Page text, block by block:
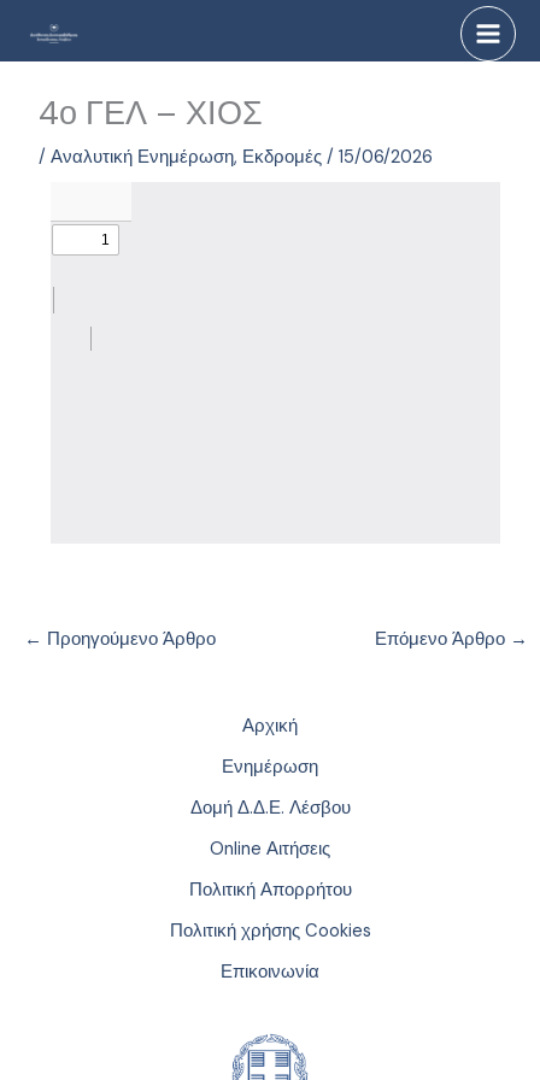
4ο ΓΕΛ – ΧΙΟΣ
/Αναλυτική Ενημέρωση, Εκδρομές /15/06/2026
← Προηγούμενο Άρθρο Επόμενο Άρθρο →
Αρχική
Ενημέρωση
Δομή Δ.Δ.Ε. Λέσβου
Online Αιτήσεις
Πολιτική Απορρήτου
Πολιτική χρήσης Cookies
Επικοινωνία